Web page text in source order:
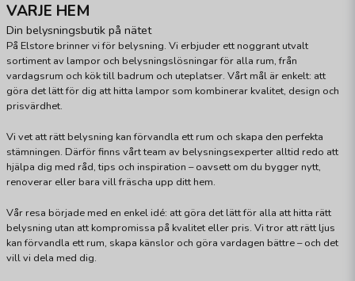
VARJE HEM
Din belysningsbutik på nätet
På Elstore brinner vi för belysning. Vi erbjuder ett noggrant utvalt
sortiment av lampor och belysningslösningar för alla rum, från
vardagsrum och kök till badrum och uteplatser. Vårt mål är enkelt: att
göra det lätt för dig att hitta lampor som kombinerar kvalitet, design och
prisvärdhet.
Vi vet att rätt belysning kan förvandla ett rum och skapa den perfekta
stämningen. Därför finns vårt team av belysningsexperter alltid redo att
hjälpa dig med råd, tips och inspiration – oavsett om du bygger nytt,
renoverar eller bara vill fräscha upp ditt hem.
Vår resa började med en enkel idé: att göra det lätt för alla att hitta rätt
belysning utan att kompromissa på kvalitet eller pris. Vi tror att rätt ljus
kan förvandla ett rum, skapa känslor och göra vardagen bättre – och det
vill vi dela med dig.